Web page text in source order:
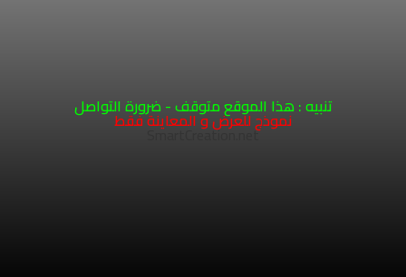
971505084444+
office@MohamedMehad.com
تنبيه : هذا الموقع متوقف - ضرورة التواصل
نموذج للعرض و المعاينة فقط
SmartCreation.net